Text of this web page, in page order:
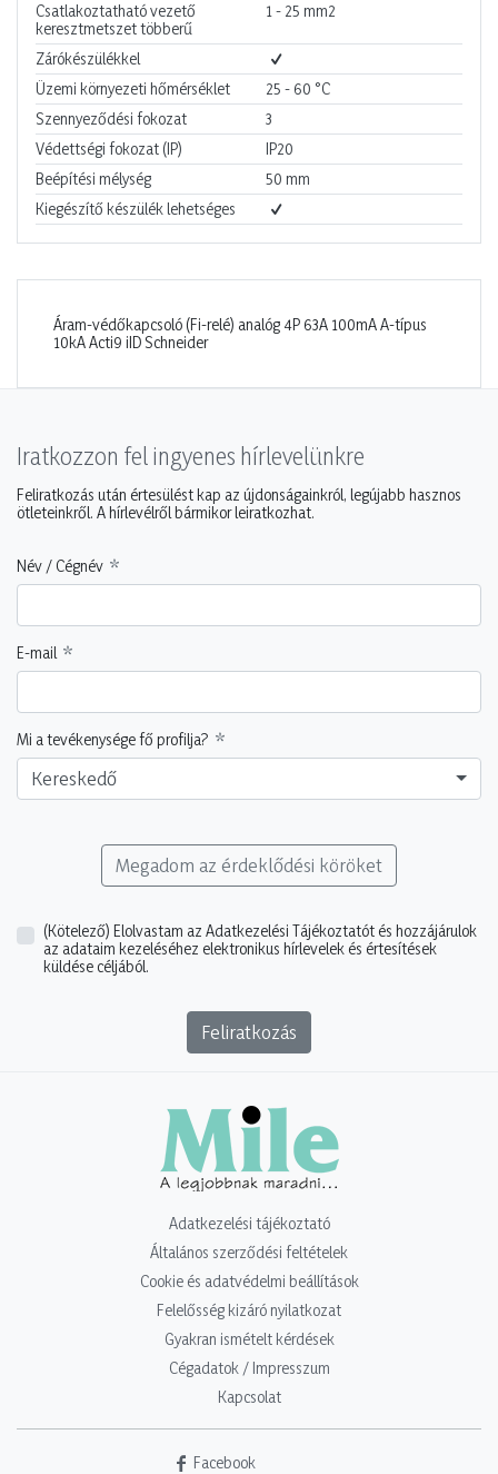
Csatlakoztatható vezető
keresztmetszet többerű
1 - 25 mm2
Zárókészülékkel
Üzemi környezeti hőmérséklet
25 - 60 °C
Szennyeződési fokozat
3
Védettségi fokozat (IP)
IP20
Beépítési mélység
50 mm
Kiegészítő készülék lehetséges
Áram-védőkapcsoló (Fi-relé) analóg 4P 63A 100mA A-típus
10kA Acti9 iID Schneider
Iratkozzon fel ingyenes hírlevelünkre
Feliratkozás után értesülést kap az újdonságainkról, legújabb hasznos
ötleteinkről. A hírlevélről bármikor leiratkozhat.
Név / Cégnév
E-mail
Mi a tevékenysége fő profilja?
Kereskedő
Megadom az érdeklődési köröket
(Kötelező) Elolvastam az Adatkezelési Tájékoztatót és hozzájárulok
az adataim kezeléséhez elektronikus hírlevelek és értesítések
küldése céljából.
Feliratkozás
Adatkezelési tájékoztató
Általános szerződési feltételek
Cookie és adatvédelmi beállítások
Felelősség kizáró nyilatkozat
Gyakran ismételt kérdések
Cégadatok / Impresszum
Kapcsolat
Facebook